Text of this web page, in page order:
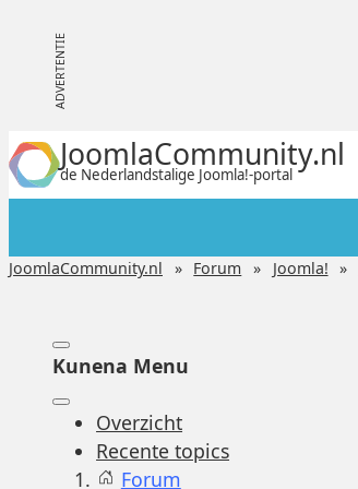
JoomlaCommunity.nl
de Nederlandstalige Joomla!-portal
JoomlaCommunity.nl Forum Joomla!
Kunena Menu
Overzicht
Recente topics
Forum